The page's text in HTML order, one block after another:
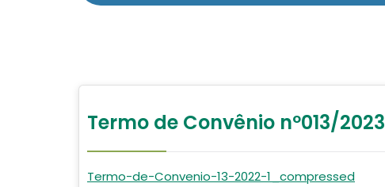
Termo de Convênio nº013/2023
Termo-de-Convenio-13-2022-1_compressed